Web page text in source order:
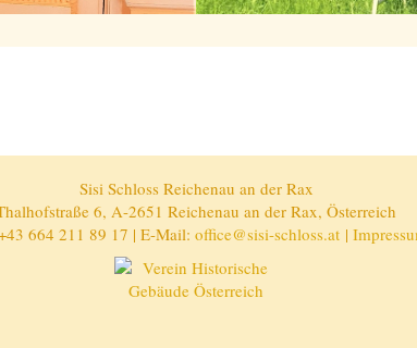
Sisi Schloss Reichenau an der Rax
6, A-2651 Reichenau an der Rax, Österreich
664 211 89 17 | E-Mail: office@sisi-schloss.at |